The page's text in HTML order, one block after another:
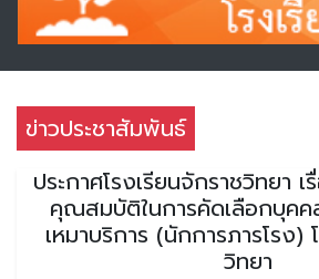
ข่าวประชาสัมพันธ์
ประกาศโรงเรียนจักราชวิทยา
คุณสมบัติในการคัดเลือกบุคค
เหมาบริการ (นักการภารโรง)
วิทยา